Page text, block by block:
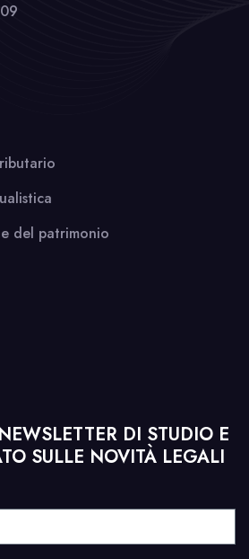
del patrimonio
DI STUDIO E
SULLE NOVITÀ LEGALI